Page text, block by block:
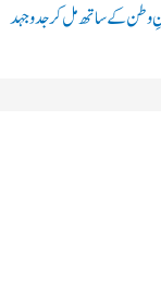
وطن کے ساتھ مل کر جدوجہد